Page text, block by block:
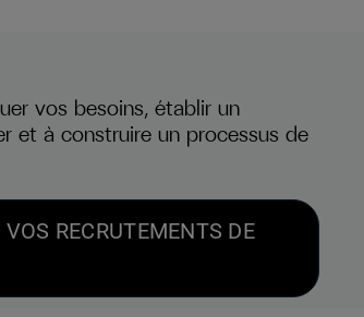
vos besoins, établir un
et à construire un processus de
RECRUTEMENTS DE